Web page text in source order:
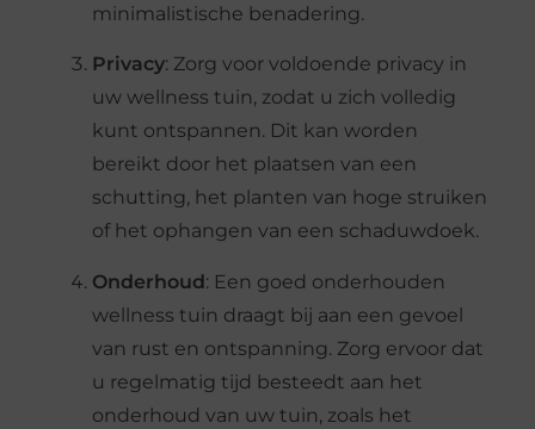
minimalistische benadering.
Privacy: Zorg voor voldoende privacy in
uw wellness tuin, zodat u zich volledig
kunt ontspannen. Dit kan worden
bereikt door het plaatsen van een
schutting, het planten van hoge struiken
of het ophangen van een schaduwdoek.
Onderhoud: Een goed onderhouden
wellness tuin draagt bij aan een gevoel
van rust en ontspanning. Zorg ervoor dat
u regelmatig tijd besteedt aan het
onderhoud van uw tuin, zoals het